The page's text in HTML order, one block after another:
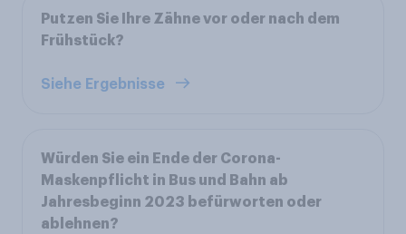
Putzen Sie Ihre Zähne vor oder nach dem
Frühstück?
Siehe Ergebnisse
Würden Sie ein Ende der Corona-
Maskenpflicht in Bus und Bahn ab
Jahresbeginn 2023 befürworten oder
ablehnen?